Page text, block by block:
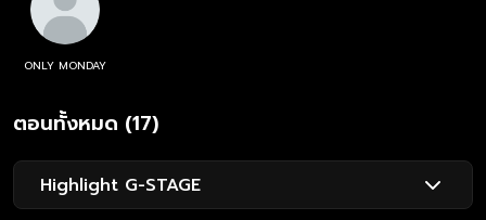
ONLY MONDAY
ตอนทั้งหมด (17)
Highlight G-STAGE